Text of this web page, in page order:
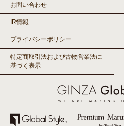
お問い合わせ
IR情報
プライバシーポリシー
特定商取引法および古物営業法に
基づく表示